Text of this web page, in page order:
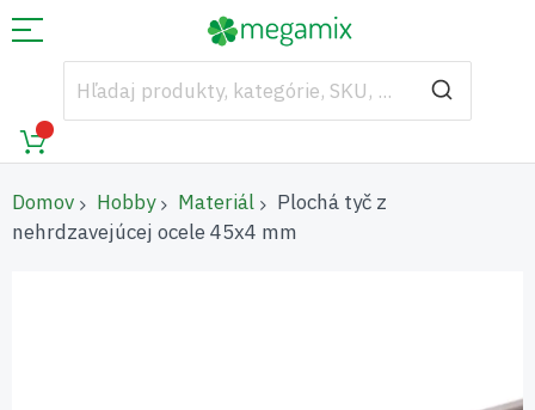
Domov Hobby Materiál
Plochá tyč z
nehrdzavejúcej ocele 45x4 mm